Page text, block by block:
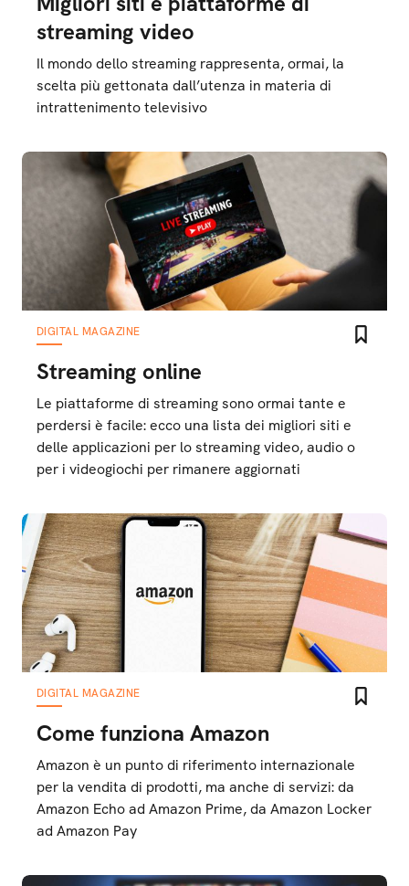
streaming video
Il mondo dello streaming rappresenta, ormai, la
scelta più gettonata dall’utenza in materia di
intrattenimento televisivo
DIGITAL MAGAZINE
Streaming online
Le piattaforme di streaming sono ormai tante e
perdersi è facile: ecco una lista dei migliori siti e
delle applicazioni per lo streaming video, audio o
per i videogiochi per rimanere aggiornati
DIGITAL MAGAZINE
Come funziona Amazon
Amazon è un punto di riferimento internazionale
per la vendita di prodotti, ma anche di servizi: da
Amazon Echo ad Amazon Prime, da Amazon Locker
ad Amazon Pay